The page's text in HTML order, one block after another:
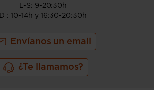
L-S: 9-20:30h
D : 10-14h y 16:30-20:30h
Envíanos un email
¿Te llamamos?